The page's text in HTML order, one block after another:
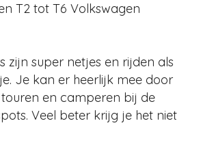
T2 tot T6 Volkswagen
zijn super netjes en rijden als
Je kan er heerlijk mee door
en camperen bij de
Veel beter krijg je het niet